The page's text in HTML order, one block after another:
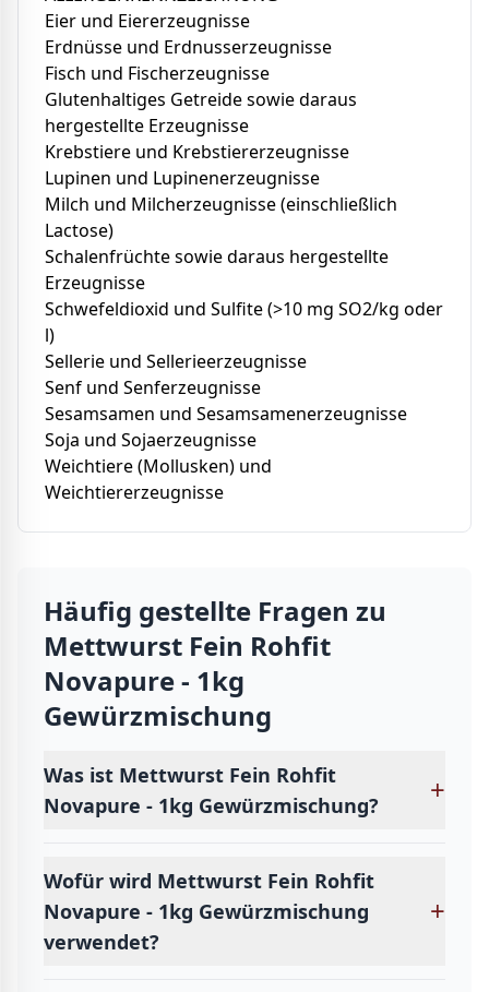
Eier und Eiererzeugnisse
Erdnüsse und Erdnusserzeugnisse
Fisch und Fischerzeugnisse
Glutenhaltiges Getreide sowie daraus
hergestellte Erzeugnisse
Krebstiere und Krebstiererzeugnisse
Lupinen und Lupinenerzeugnisse
Milch und Milcherzeugnisse (einschließlich
Lactose)
Schalenfrüchte sowie daraus hergestellte
Erzeugnisse
Schwefeldioxid und Sulfite (>10 mg SO2/kg oder
l)
Sellerie und Sellerieerzeugnisse
Senf und Senferzeugnisse
Sesamsamen und Sesamsamenerzeugnisse
Soja und Sojaerzeugnisse
Weichtiere (Mollusken) und
Weichtiererzeugnisse
Häufig gestellte Fragen zu
Mettwurst Fein Rohfit
Novapure - 1kg
Gewürzmischung
Was ist Mettwurst Fein Rohfit
Novapure - 1kg Gewürzmischung?
+
Wofür wird Mettwurst Fein Rohfit
Novapure - 1kg Gewürzmischung
verwendet?
+